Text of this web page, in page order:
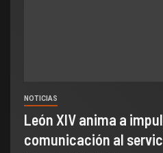
NOTICIAS
León XIV anima a
comunicación al